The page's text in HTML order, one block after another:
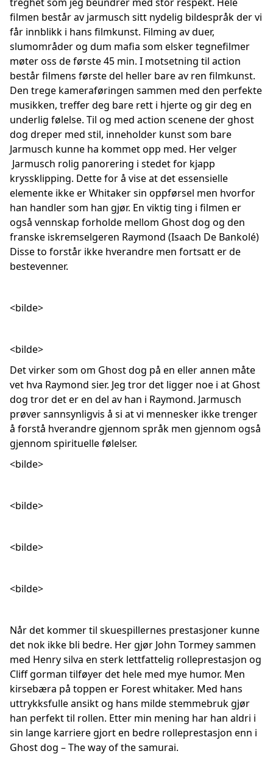
filmen består av jarmusch sitt nydelig bildespråk der vi
får innblikk i hans filmkunst. Filming av duer,
slumområder og dum mafia som elsker tegnefilmer
møter oss de første 45 min. I motsetning til action
består filmens første del heller bare av ren filmkunst.
Den trege kameraføringen sammen med den perfekte
musikken, treffer deg bare rett i hjerte og gir deg en
underlig følelse. Til og med action scenene der ghost
dog dreper med stil, inneholder kunst som bare
Jarmusch kunne ha kommet opp med. Her velger
Jarmusch rolig panorering i stedet for kjapp
kryssklipping. Dette for å vise at det essensielle
elemente ikke er Whitaker sin oppførsel men hvorfor
han handler som han gjør. En viktig ting i filmen er
også vennskap forholde mellom Ghost dog og den
franske iskremselgeren Raymond (Isaach De Bankolé)
Disse to forstår ikke hverandre men fortsatt er de
bestevenner.
<bilde>
<bilde>
Det virker som om Ghost dog på en eller annen måte
vet hva Raymond sier. Jeg tror det ligger noe i at Ghost
dog tror det er en del av han i Raymond. Jarmusch
prøver sannsynligvis å si at vi mennesker ikke trenger
å forstå hverandre gjennom språk men gjennom også
gjennom spirituelle følelser.
<bilde>
<bilde>
<bilde>
<bilde>
Når det kommer til skuespillernes prestasjoner kunne
det nok ikke bli bedre. Her gjør John Tormey sammen
med Henry silva en sterk lettfattelig rolleprestasjon og
Cliff gorman tilføyer det hele med mye humor. Men
kirsebæra på toppen er Forest whitaker. Med hans
uttrykksfulle ansikt og hans milde stemmebruk gjør
han perfekt til rollen. Etter min mening har han aldri i
sin lange karriere gjort en bedre rolleprestasjon enn i
Ghost dog – The way of the samurai.